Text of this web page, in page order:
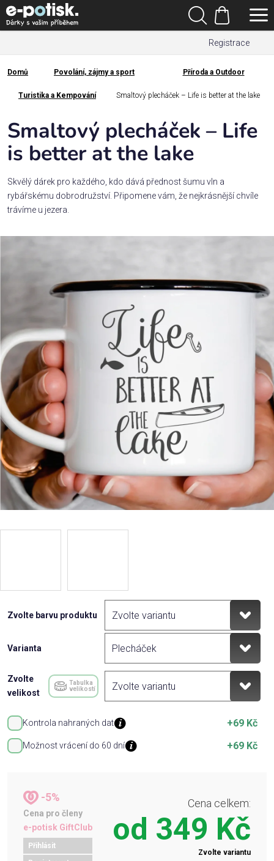
Přejít
na
obsah
Registrace
Hledat
Nákupní
košík
Kategorie
Dárek
pro
Rodina
/
Láska
Domácnost
Kolekce
Oblečení
Přihlášení
Domů
Domů Povolání, zájmy a sport Příroda a Outdoor
Turistika a Kempování Smaltový plecháček – Life is better at the lake
Zvolte barvu produktu
Varianta
Zvolte
velikost
Tabulka
velikostí
Kontrola nahraných dat +69 Kč
Možnost vrácení do 60 dní +69 Kč
-5%
Cena pro členy
e-potisk GiftClub
Přihlásit
Cena celkem:
od 349 Kč
Zvolte variantu
Smaltový plecháček – Life
is better at the lake
Skvělý dárek pro každého, kdo dává přednost šumu vln a
rybářskému dobrodružství. Připomene vám, že nejkrásnější chvíle
trávíme u jezera.